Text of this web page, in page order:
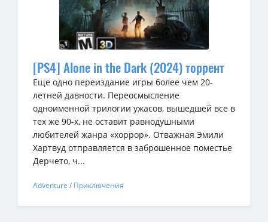
[PS4] Alone in the Dark (2024) торрент
Еще одно переиздание игры более чем 20-
летней давности. Переосмысление
одноименной трилогии ужасов, вышедшей все в
тех же 90-х, не оставит равнодушными
любителей жанра «хоррор». Отважная Эмили
Хартвуд отправляется в заброшенное поместье
Дерчето, ч...
Adventure / Приключения